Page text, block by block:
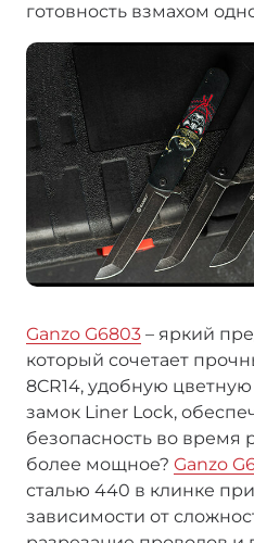
готовность взмахом
Ganzo G6803 – яркий
который сочетает
8CR14, удобную
замок Liner Lock,
безопасность во время
более мощное? Ganzo
сталью 440 в клинке
зависимости от